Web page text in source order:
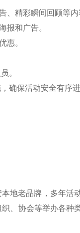
、精彩瞬间回顾等内
报和广告。
惠。
。
确保活动安全有序进
本地老品牌，多年活
、协会等举办各种